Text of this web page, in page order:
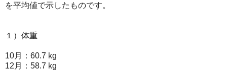
を平均値で示したものです。
１）体重
10月：60.7 kg
12月：58.7 kg